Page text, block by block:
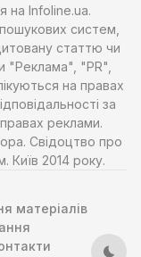
на Infoline.ua.
систем,
статтю чи
"Реклама", "PR",
на правах
за
правах реклами.
Свідоцтво про
Київ 2014 року.
матеріалів